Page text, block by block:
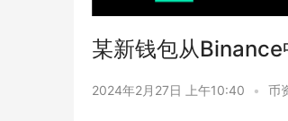
某新钱包从
2024年2月27日 上午10:40 • 币